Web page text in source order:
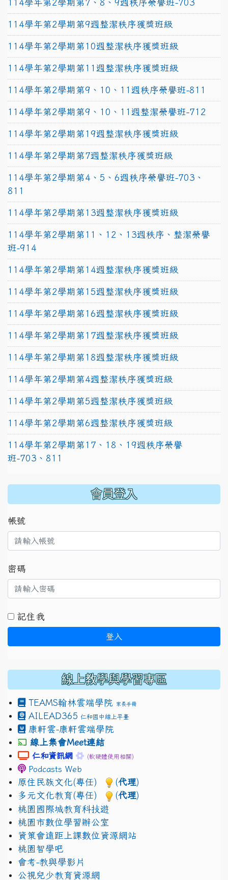
114學年第2學期第7、8、9週秩序榮譽班-703
114學年第2學期第9週整潔秩序獲獎班級
114學年第2學期第10週整潔秩序獲獎班級
114學年第2學期第11週整潔秩序獲獎班級
114學年第2學期第9、10、11週秩序榮譽班-811
114學年第2學期第9、10、11週整潔榮譽班-712
114學年第2學期第19週整潔秩序獲獎班級
114學年第2學期第7週整潔秩序獲獎班級
114學年第2學期第4、5、6週秩序榮譽班-703、
811
114學年第2學期第13週整潔秩序獲獎班級
114學年第2學期第11、12、13週秩序、整潔榮譽
班-914
114學年第2學期第14週整潔秩序獲獎班級
114學年第2學期第15週整潔秩序獲獎班級
114學年第2學期第16週整潔秩序獲獎班級
114學年第2學期第17週整潔秩序獲獎班級
114學年第2學期第18週整潔秩序獲獎班級
114學年第2學期第4週整潔秩序獲獎班級
114學年第2學期第5週整潔秩序獲獎班級
114學年第2學期第6週整潔秩序獲獎班級
114學年第2學期第17、18、19週秩序榮譽
班-703、811
會員登入
帳號
密碼
記住我
登入
線上教學與學習專區
TEAMS翰林雲端學院 家長手冊
AILEAD365 仁和國中線上平臺
康軒雲-康軒雲端學院
線上集會Meet連結
link to https://sites.google.com/
仁和資訊網 link to https://sites.google.com/
(軟硬體使用相關)
Podcasts Web
原住民族文化(專任) (代理)
多元文化教育(專任)
(代理)
桃園國際城教育科技遊
桃園市數位學習辦公室
資策會遠距上課數位資源網站
桃園智學吧
會考-教與學影片
公視兒少教育資源網